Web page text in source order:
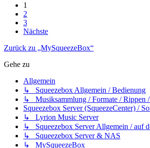
1
2
3
Nächste
Zurück zu „MySqueezeBox“
Gehe zu
Allgemein
↳ Squeezebox Allgemein / Bedienung
↳ Musiksammlung / Formate / Rippen /
Squeezebox Server (SqueezeCenter) /
↳ Lyrion Music Server
↳ Squeezebox Server Allgemein / auf
↳ Squeezebox Server & NAS
↳ MySqueezeBox